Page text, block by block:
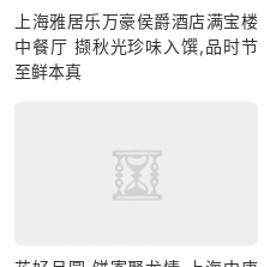
上海雅居乐万豪侯爵酒店满宝楼
中餐厅 撷秋光珍味入馔,品时节
至鲜本真